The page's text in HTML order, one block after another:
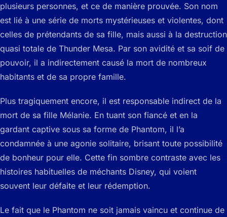
plusieurs personnes, et ce de manière prouvée. Son nom
est lié à une série de morts mystérieuses et violentes, dont
celles de prétendants de sa fille, mais aussi à la destruction
quasi totale de Thunder Mesa. Par son avidité et sa soif de
pouvoir, il a indirectement causé la mort de nombreux
habitants et de sa propre famille.
Plus tragiquement encore, il est responsable indirect de la
mort de sa fille Mélanie. En tuant son fiancé et en la
gardant captive sous sa forme de Phantom, il l’a
condamnée à une agonie solitaire, brisant toute possibilité
de bonheur pour elle. Cette fin sombre contraste avec les
histoires habituelles de méchants Disney, qui voient
souvent leur défaite et leur rédemption.
Le fait que le Phantom ne soit jamais vaincu et continue de